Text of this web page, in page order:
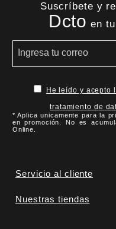
Suscríbete y
Dcto en
He leído y acepto
tratamiento de
* Aplica unicamente para la
en promoción. No es
Online.
Servicio al cliente
Nuestras tiendas